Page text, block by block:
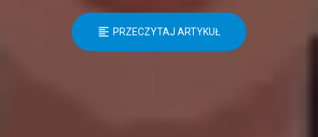
PRZECZYTAJ ARTYKUŁ